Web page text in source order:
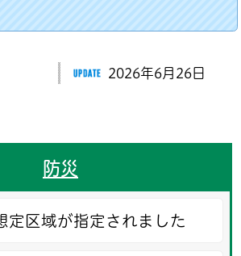
2026年6月26日
防災
定区域が指定されました